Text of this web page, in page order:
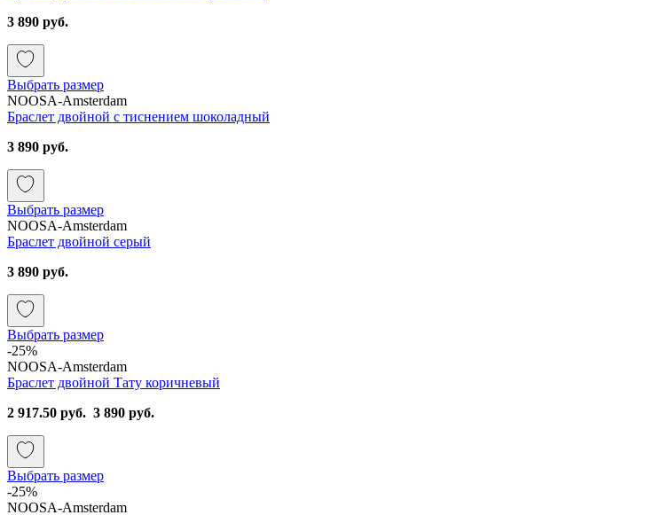
3 890 руб.
Выбрать размер
NOOSA-Amsterdam
Браслет двойной с тиснением шоколадный
3 890 руб.
Выбрать размер
NOOSA-Amsterdam
Браслет двойной серый
3 890 руб.
Выбрать размер
-25%
NOOSA-Amsterdam
Браслет двойной Тату коричневый
2 917.50 руб. 3 890 руб.
Выбрать размер
-25%
NOOSA-Amsterdam